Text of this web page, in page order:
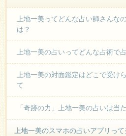
上地一美ってどんな占い師さんな
は？
上地一美の占いってどんな占術で
上地一美の対面鑑定はどこで受け
て
「奇跡の力」上地一美の占いは当
上地一美のスマホの占いアプリって